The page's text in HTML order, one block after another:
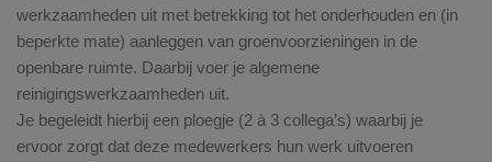
werkzaamheden uit met betrekking tot het onderhouden en (in
beperkte mate) aanleggen van groenvoorzieningen in de
openbare ruimte. Daarbij voer je algemene
reinigingswerkzaamheden uit.
Je begeleidt hierbij een ploegje (2 à 3 collega’s) waarbij je
ervoor zorgt dat deze medewerkers hun werk uitvoeren